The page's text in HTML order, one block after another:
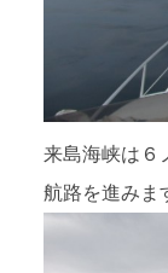
来島海峡は６
航路を進みま